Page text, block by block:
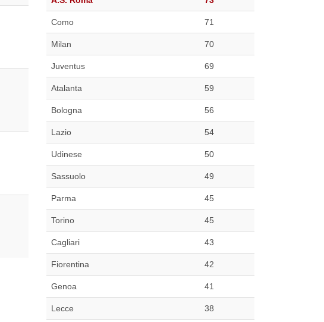
Como 71
Milan 70
Juventus 69
Atalanta 59
Bologna 56
Lazio 54
Udinese 50
Sassuolo 49
Parma 45
Torino 45
Cagliari 43
Fiorentina 42
Genoa 41
Lecce 38